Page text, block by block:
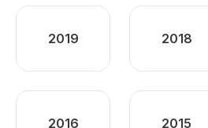
2019 2018
2016 2015